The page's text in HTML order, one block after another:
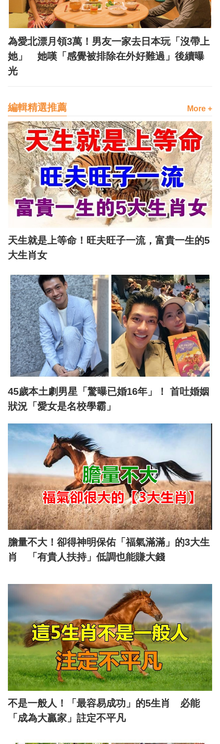
為愛北漂月領3萬！男友一家去日本玩「沒帶上
她」 她嘆「感覺被排除在外好難過」後續曝
光
編輯精選推薦 More +
天生就是上等命！旺夫旺子一流，富貴一生的5
大生肖女
45歲本土劇男星「驚曝已婚16年」！ 首吐婚姻
狀況「愛女是名校學霸」
膽量不大！卻得神明保佑「福氣滿滿」的3大生
肖 「有貴人扶持」低調也能賺大錢
不是一般人！「最容易成功」的5生肖 必能
「成為大贏家」註定不平凡